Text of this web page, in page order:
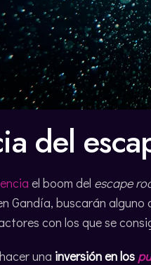
del
el boom del escape
Gandía, buscarán alguno
con los que se
una inversión en los